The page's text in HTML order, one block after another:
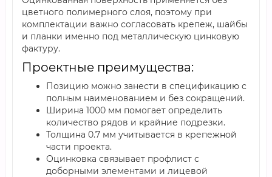
цветного полимерного слоя, поэтому при
комплектации важно согласовать крепеж, шайбы
и планки именно под металлическую цинковую
фактуру.
Проектные преимущества:
Позицию можно занести в спецификацию с
полным наименованием и без сокращений.
Ширина 1000 мм помогает определить
количество рядов и крайние подрезки.
Толщина 0.7 мм учитывается в крепежной
части проекта.
Оцинковка связывает профлист с
доборными элементами и лицевой